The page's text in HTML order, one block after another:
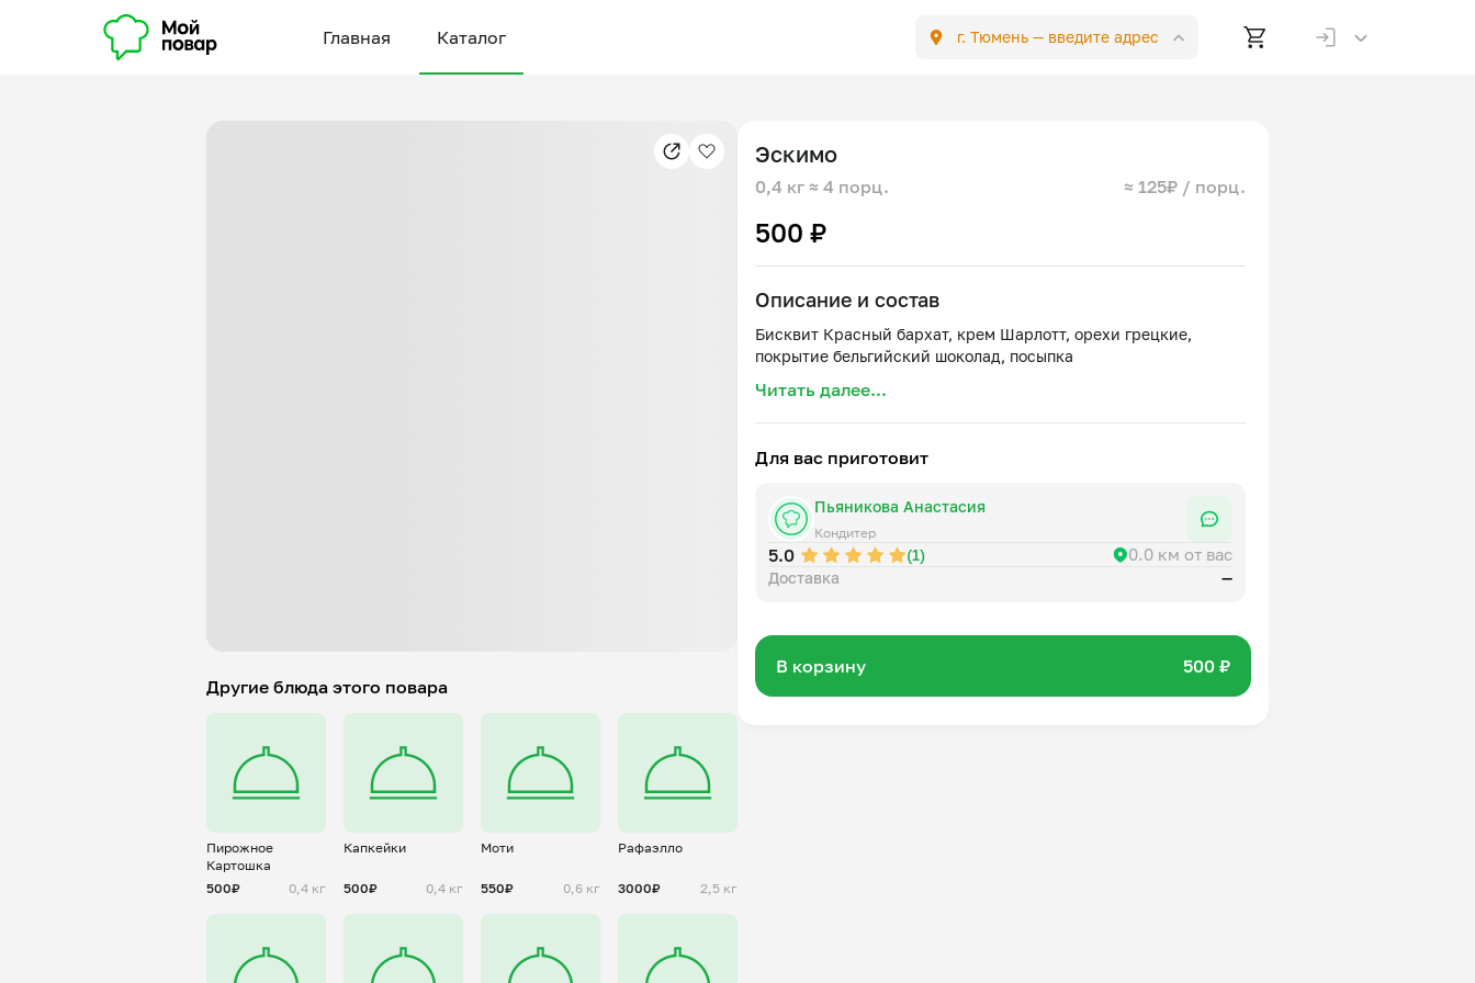
Главная Каталог г. Тюмень — введите адрес
Другие блюда этого повара
Пирожное
Картошка
500₽
0,4 кг
Капкейки
500₽ 0,4 кг
Моти
550₽ 0,6 кг
Рафаэлло
3000₽ 2,5 кг
Эскимо
0,4 кг ≈ 4 порц. ≈ 125₽ / порц.
500 ₽
Описание и состав
Бисквит Красный бархат, крем Шарлотт, орехи грецкие,
Читать далее...
Для вас приготовит
Пьяникова Анастасия
Кондитер
5.0 (1) 0.0 км от вас
Доставка —
В корзину 500 ₽